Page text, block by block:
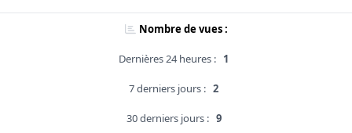
Nombre de vues :
Dernières 24 heures : 1
7 derniers jours : 2
30 derniers jours : 9